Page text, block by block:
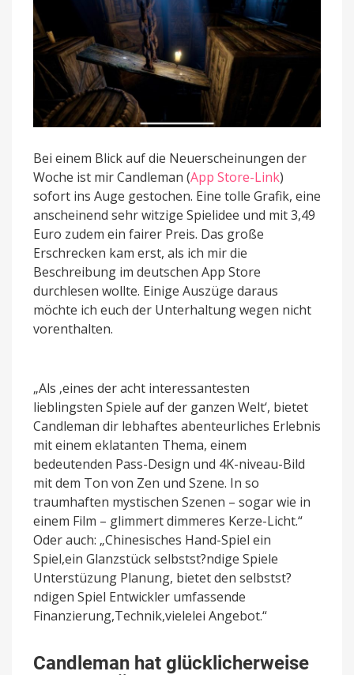
Bei einem Blick auf die Neuerscheinungen der
Woche ist mir Candleman (App Store-Link)
sofort ins Auge gestochen. Eine tolle Grafik, eine
anscheinend sehr witzige Spielidee und mit 3,49
Euro zudem ein fairer Preis. Das große
Erschrecken kam erst, als ich mir die
Beschreibung im deutschen App Store
durchlesen wollte. Einige Auszüge daraus
möchte ich euch der Unterhaltung wegen nicht
vorenthalten.
„Als ‚eines der acht interessantesten
lieblingsten Spiele auf der ganzen Welt‘, bietet
Candleman dir lebhaftes abenteurliches Erlebnis
mit einem eklatanten Thema, einem
bedeutenden Pass-Design und 4K-niveau-Bild
mit dem Ton von Zen und Szene. In so
traumhaften mystischen Szenen – sogar wie in
einem Film – glimmert dimmeres Kerze-Licht.“
Oder auch: „Chinesisches Hand-Spiel ein
Spiel,ein Glanzstück selbstst?ndige Spiele
Unterstüzung Planung, bietet den selbstst?
ndigen Spiel Entwickler umfassende
Finanzierung,Technik,vielelei Angebot.“
Candleman hat glücklicherweise